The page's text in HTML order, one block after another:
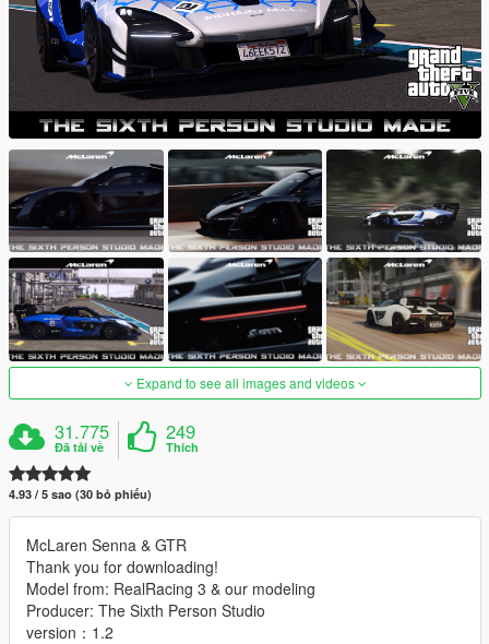
Expand to see all images and videos
31.775
Đã tải về
249
Thích
4.93 / 5 sao (30 bỏ phiếu)
McLaren Senna & GTR
Thank you for downloading!
Model from: RealRacing 3 & our modeling
Producer: The Sixth Person Studio
version：1.2